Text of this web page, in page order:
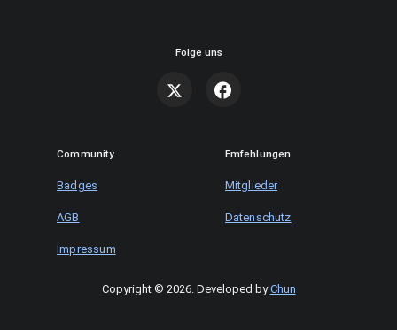
Folge uns
Community Emfehlungen
Badges Mitglieder
AGB Datenschutz
Impressum
Copyright © 2026. Developed byChun